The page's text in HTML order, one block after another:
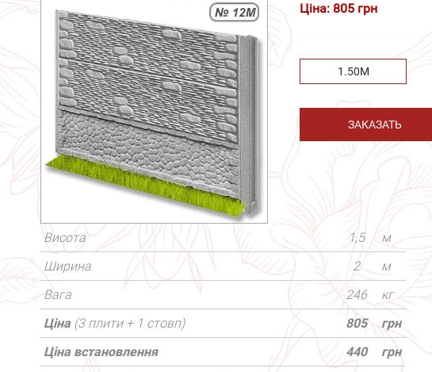
Ціна: 805 грн
1.50М
ЗАКАЗАТЬ
Висота 1,5
м
Ширина
2
м
Вага
246
кг
Ціна (3 плити + 1 стовп) 805
грн
Ціна встановлення
440
грн